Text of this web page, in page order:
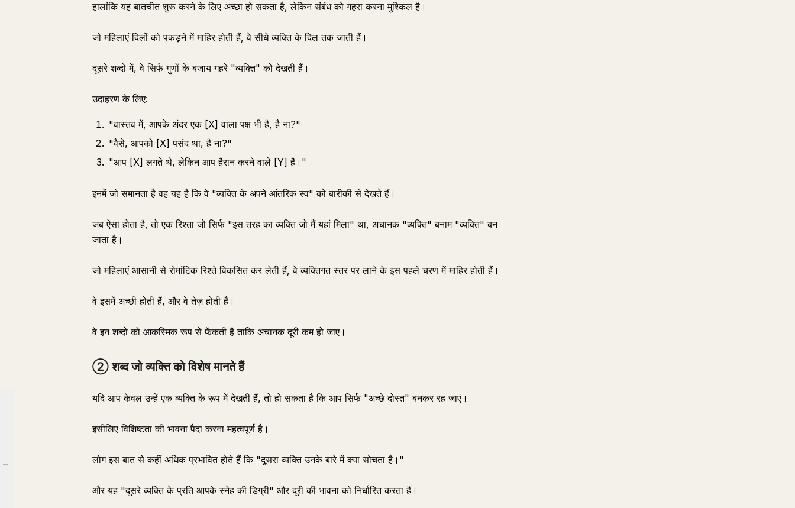
① शब्द जो व्यक्ति को एक व्यक्ति के रूप में देखते हैं
③ शब्द जो व्यक्ति के आत्म-महत्व की भावना को बढ़ाते हैं
हालांकि यह बातचीत शुरू करने के लिए अच्छा हो सकता है, लेकिन संबंध को गहरा करना मुश्किल है।
जो महिलाएं दिलों को पकड़ने में माहिर होती हैं, वे सीधे व्यक्ति के दिल तक जाती हैं।
दूसरे शब्दों में, वे सिर्फ गुणों के बजाय गहरे "व्यक्ति" को देखती हैं।
उदाहरण के लिए:
"वास्तव में, आपके अंदर एक [X] वाला पक्ष भी है, है ना?"
"वैसे, आपको [X] पसंद था, है ना?"
"आप [X] लगते थे, लेकिन आप हैरान करने वाले [Y] हैं।"
इनमें जो समानता है वह यह है कि वे "व्यक्ति के अपने आंतरिक स्व" को बारीकी से देखते हैं।
जब ऐसा होता है, तो एक रिश्ता जो सिर्फ "इस तरह का व्यक्ति जो मैं यहां मिला" था, अचानक "व्यक्ति" बनाम "व्यक्ति" बन
जाता है।
जो महिलाएं आसानी से रोमांटिक रिश्ते विकसित कर लेती हैं, वे व्यक्तिगत स्तर पर लाने के इस पहले चरण में माहिर होती हैं।
वे इसमें अच्छी होती हैं, और वे तेज़ होती हैं।
वे इन शब्दों को आकस्मिक रूप से फेंकती हैं ताकि अचानक दूरी कम हो जाए।
② शब्द जो व्यक्ति को विशेष मानते हैं
यदि आप केवल उन्हें एक व्यक्ति के रूप में देखती हैं, तो हो सकता है कि आप सिर्फ "अच्छे दोस्त" बनकर रह जाएं।
इसीलिए विशिष्टता की भावना पैदा करना महत्वपूर्ण है।
लोग इस बात से कहीं अधिक प्रभावित होते हैं कि "दूसरा व्यक्ति उनके बारे में क्या सोचता है।"
और यह "दूसरे व्यक्ति के प्रति आपके स्नेह की डिग्री" और दूरी की भावना को निर्धारित करता है।